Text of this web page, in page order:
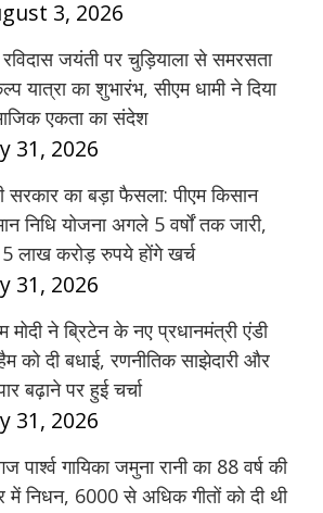
3, 2026
जयंती पर चुड़ियाला से समरसता
यात्रा का शुभारंभ, सीएम धामी ने दिया
एकता का संदेश
31, 2026
सरकार का बड़ा फैसला: पीएम किसान
निधि योजना अगले 5 वर्षों तक जारी,
लाख करोड़ रुपये होंगे खर्च
31, 2026
मोदी ने ब्रिटेन के नए प्रधानमंत्री एंडी
को दी बधाई, रणनीतिक साझेदारी और
बढ़ाने पर हुई चर्चा
31, 2026
पार्श्व गायिका जमुना रानी का 88 वर्ष की
में निधन, 6000 से अधिक गीतों को दी थी